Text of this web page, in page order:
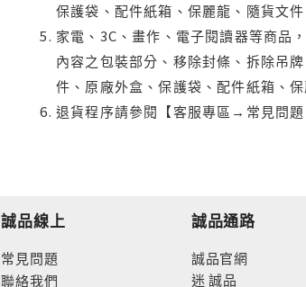
保護袋、配件紙箱、保麗龍、隨貨文件
家電、3C、畫作、電子閱讀器等商品
內容之包裝部分、移除封條、拆除吊
件、原廠外盒、保護袋、配件紙箱、
退貨程序請參閱【客服專區→常見問
誠品線上
常見問題
聯絡我們
誠品通路
誠品官網
迷 誠品